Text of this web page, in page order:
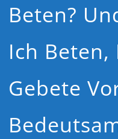
Beten?
Ich
Gebete